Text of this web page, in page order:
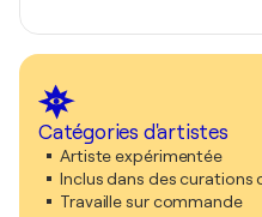
Catégories d'artistes
Artiste expérimentée
Inclus dans des curations
Travaille sur commande